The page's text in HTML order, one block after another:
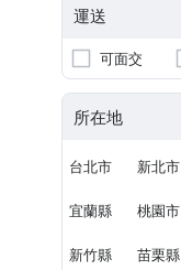
運送
可面交
所在地
台北市 新北市
宜蘭縣 桃園市
新竹縣 苗栗縣